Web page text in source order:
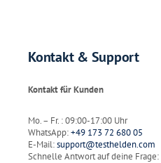
Kontakt & Support
Kontakt für Kunden
Mo. – Fr. : 09:00-17:00 Uhr
WhatsApp:+49 173 72 680 05
E-Mail:support@testhelden.com
Schnelle Antwort auf deine Frage: